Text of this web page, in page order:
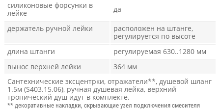
силиконовые форсунки в
лейке
да
держатель ручной лейки
расположен на штанге,
регулируется по высоте
длина штанги
регулируемая 630..1280 мм
вынос верхней лейки
364 мм
Сантехнические эксцентрки, отражатели**, душевой шланг
1.5м (S403.15.06), ручная душевая лейка, верхний
тропический душ идут в комплекте.
** декоративные накладки, скрывающие узел подключения смесителя